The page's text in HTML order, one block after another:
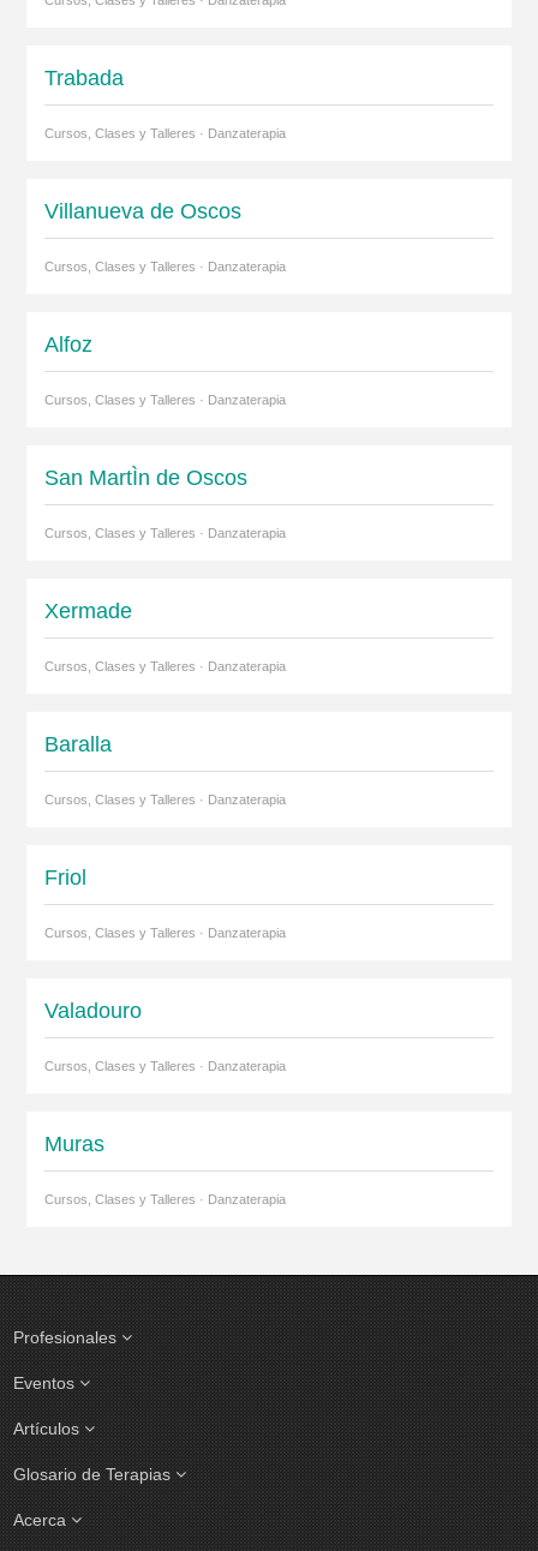
Trabada
Cursos, Clases y Talleres · Danzaterapia
Villanueva de Oscos
Cursos, Clases y Talleres · Danzaterapia
Alfoz
Cursos, Clases y Talleres · Danzaterapia
San MartÌn de Oscos
Cursos, Clases y Talleres · Danzaterapia
Xermade
Cursos, Clases y Talleres · Danzaterapia
Baralla
Cursos, Clases y Talleres · Danzaterapia
Friol
Cursos, Clases y Talleres · Danzaterapia
Valadouro
Cursos, Clases y Talleres · Danzaterapia
Muras
Cursos, Clases y Talleres · Danzaterapia
Profesionales
Eventos
Artículos
Glosario de Terapias
Acerca